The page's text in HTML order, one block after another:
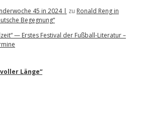
45 in 2024 | zu Ronald Reng in
Begegnung“
— Erstes Festival der Fußball-Literatur –
Länge“